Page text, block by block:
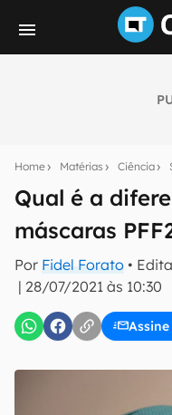
Home Matérias Ciência
Qual é a
máscaras
Por Fidel Forato •
| 28/07/2021 às 10:30
notícias e reviews
mão.
E-mail
Uso e Política de